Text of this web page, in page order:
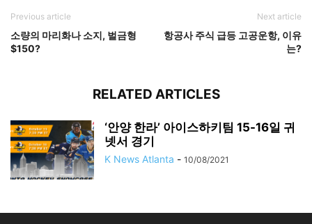
Previous article
소량의 마리화나 소지, 벌금형
$150?
Next article
항공사 주식 급등 고공운항, 이유
는?
RELATED ARTICLES
‘안양 한라’ 아이스하키팀 15-16일 귀
넷서 경기
K News Atlanta - 10/08/2021